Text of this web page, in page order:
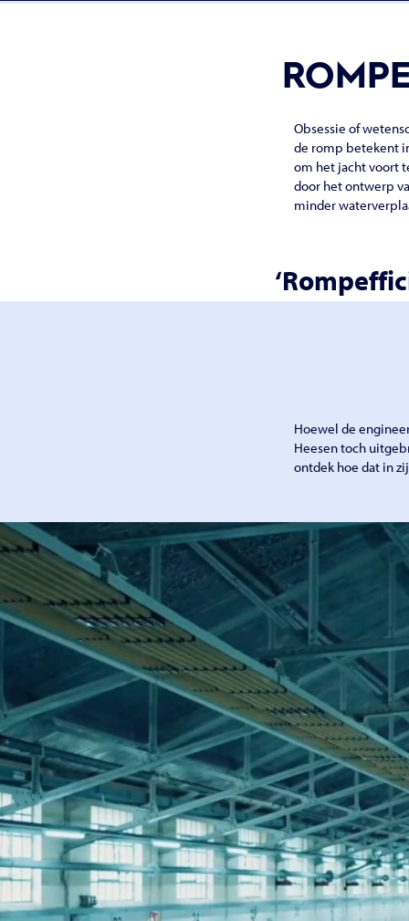
Obsessie of
de romp betekent
om het jacht voort
door het ontwerp
minder
Hoewel de
Heesen toch
ontdek hoe dat in